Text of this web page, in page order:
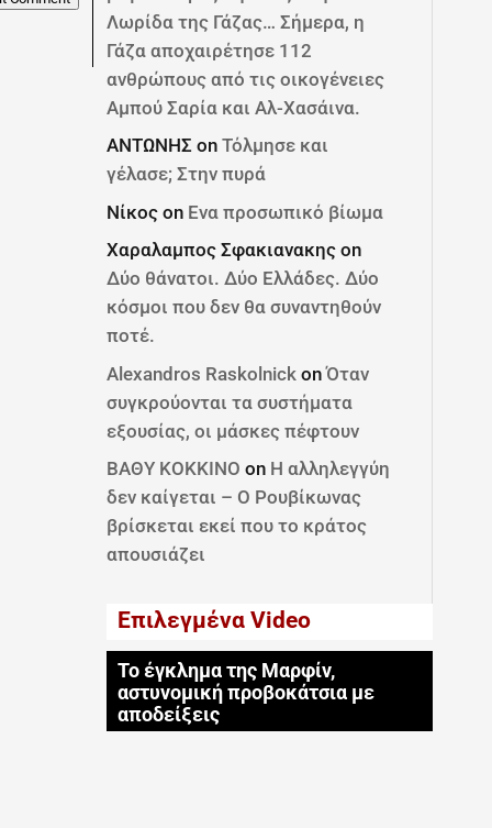
Λωρίδα της Γάζας… Σήμερα, η
Γάζα αποχαιρέτησε 112
ανθρώπους από τις οικογένειες
Αμπού Σαρία και Αλ-Χασάινα.
ΑΝΤΩΝΗΣ onΤόλμησε και
γέλασε; Στην πυρά
Νίκος on Ενα προσωπικό βίωμα
Χαραλαμπος Σφακιανακης on
Δύο θάνατοι. Δύο Ελλάδες. Δύο
κόσμοι που δεν θα συναντηθούν
ποτέ.
Alexandros Raskolnick onΌταν
συγκρούονται τα συστήματα
εξουσίας, οι μάσκες πέφτουν
ΒΑΘΥ ΚΟΚΚΙΝΟ on Η αλληλεγγύη
δεν καίγεται – Ο Ρουβίκωνας
βρίσκεται εκεί που το κράτος
απουσιάζει
Επιλεγμένα Video
Το έγκλημα της Μαρφίν,
αστυνομική προβοκάτσια με
αποδείξεις